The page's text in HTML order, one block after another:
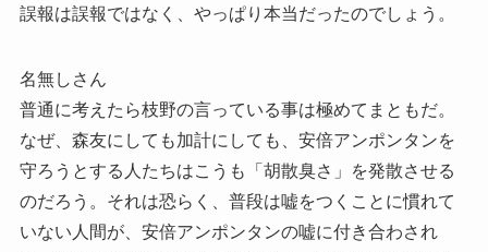
誤報は誤報ではなく、やっぱり本当だったのでしょう。
名無しさん
普通に考えたら枝野の言っている事は極めてまともだ。
なぜ、森友にしても加計にしても、安倍アンポンタンを
守ろうとする人たちはこうも「胡散臭さ」を発散させる
のだろう。それは恐らく、普段は嘘をつくことに慣れて
いない人間が、安倍アンポンタンの嘘に付き合わされ